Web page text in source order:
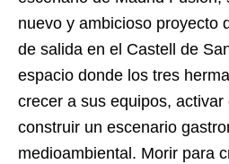
nuevo y ambicioso proyecto
de salida en el Castell de
espacio donde los tres
crecer a sus equipos,
construir un escenario
medioambiental. Morir para